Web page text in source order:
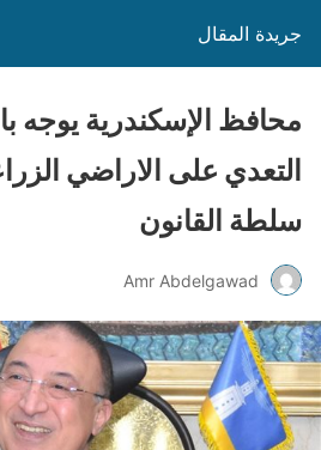
جريدة المقال
محافظ الإسكندرية يوجه
التعدي على الاراضي
سلطة القانون
Amr Abdelgawad